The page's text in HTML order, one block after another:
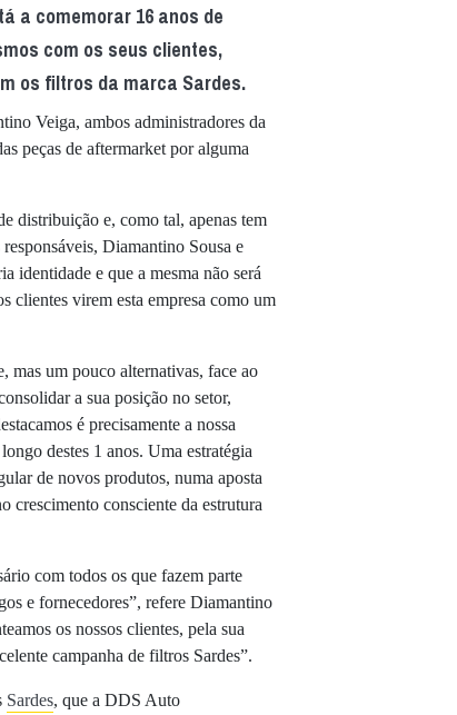
a comemorar 16 anos de
com os seus clientes,
os filtros da marca Sardes.
Veiga, ambos administradores da
peças de aftermarket por alguma
distribuição e, como tal, apenas tem
Diamantino Sousa e
identidade e que a mesma não será
clientes virem esta empresa como um
mas um pouco alternativas, face ao
a sua posição no setor,
é precisamente a nossa
destes 1 anos. Uma estratégia
de novos produtos, numa aposta
crescimento consciente da estrutura
com todos os que fazem parte
e fornecedores”, refere Diamantino
os nossos clientes, pela sua
campanha de filtros Sardes”.
Sardes, que a DDS Auto